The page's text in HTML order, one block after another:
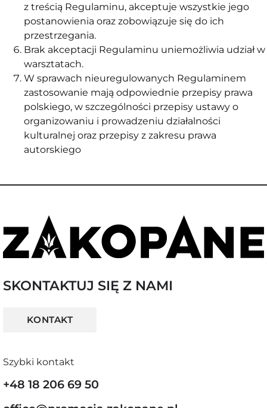
z treścią Regulaminu, akceptuje wszystkie jego
postanowienia oraz zobowiązuje się do ich
przestrzegania.
Brak akceptacji Regulaminu uniemożliwia udział w
warsztatach.
W sprawach nieuregulowanych Regulaminem
zastosowanie mają odpowiednie przepisy prawa
polskiego, w szczególności przepisy ustawy o
organizowaniu i prowadzeniu działalności
kulturalnej oraz przepisy z zakresu prawa
autorskiego
SKONTAKTUJ SIĘ Z NAMI
KONTAKT
Szybki kontakt
+48 18 206 69 50